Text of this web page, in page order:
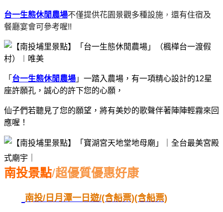
台一生態休閒農場不僅提供花園景觀多種設施 ，還有住宿及
餐廳宴會可參考喔!!
「 台一生態休閒農場 」 一踏入農場，有一項精心設計的12星
座許願孔， 誠心的許下您的心願，
仙子們若聽見了您的願望，將有美妙的歌聲伴著陣陣輕霧來回
應喔！
南投景點/超優質優惠好康
南投/日月潭一日遊/(含船票)(含船票)